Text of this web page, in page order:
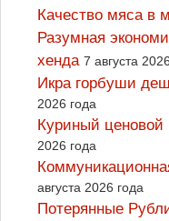
Качество мяса в
Разумная
хенда 7 августа
Икра горбуши
2026 года
Куриный
2026 года
августа 2026 года
Потерянные